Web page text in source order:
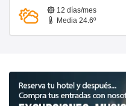
12 días/mes
Media 24.6º